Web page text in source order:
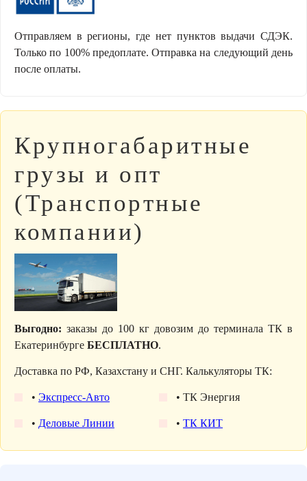
Отправляем в регионы, где нет пунктов выдачи СДЭК.
Только по 100% предоплате. Отправка на следующий день
после оплаты.
Крупногабаритные
грузы и опт
(Транспортные
компании)
Выгодно: заказы до 100 кг довозим до терминала ТК в
Екатеринбурге БЕСПЛАТНО.
Доставка по РФ, Казахстану и СНГ. Калькуляторы ТК:
• Экспресс-Авто
• Деловые Линии
• ТК Энергия
• ТК КИТ